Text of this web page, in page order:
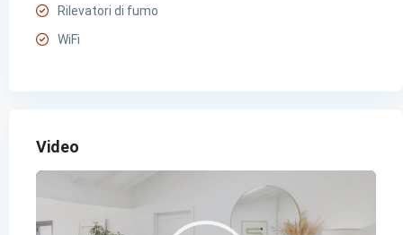
Rilevatori di fumo
WiFi
Video